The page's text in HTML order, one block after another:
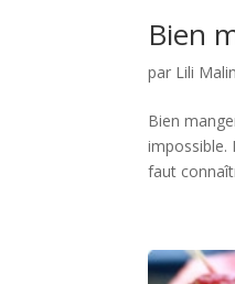
Bien
par Lili
Bien
impossible.
faut